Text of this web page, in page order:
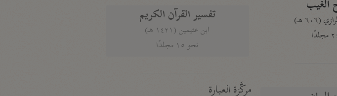
الغيب
(٦٠٦ هـ)
تفسير القرآن الكريم
ابن عثيمين (١٤٢١ هـ)
نحو ١٥ مجلدًا
مركَّزة العبارة